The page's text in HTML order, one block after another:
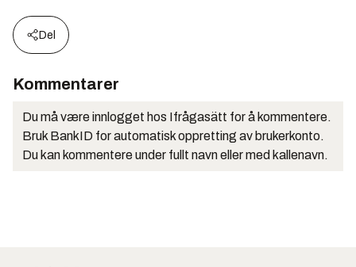
Del
Kommentarer
Du må være innlogget hos Ifrågasätt for å kommentere.
Bruk BankID for automatisk oppretting av brukerkonto.
Du kan kommentere under fullt navn eller med kallenavn.